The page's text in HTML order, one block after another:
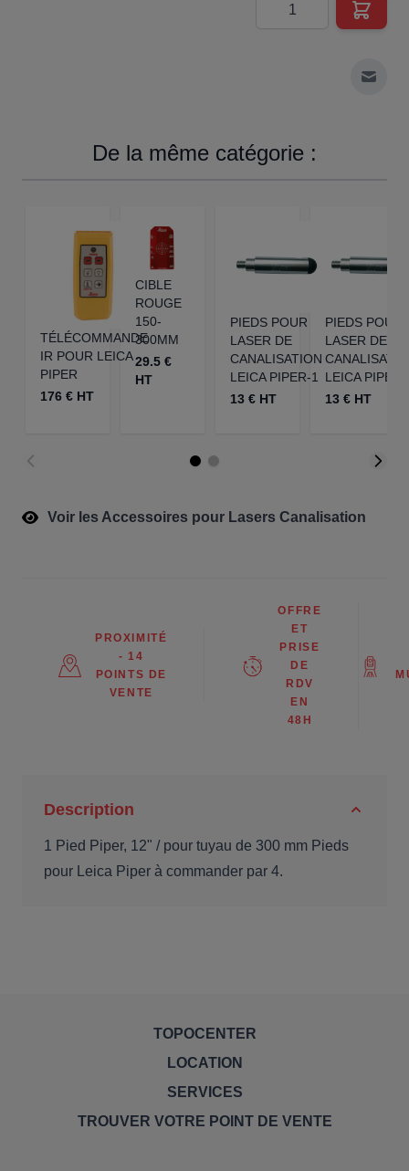
De la même catégorie :
TÉLÉCOMMANDE
IR POUR LEICA
PIPER
176 € HT
CIBLE
ROUGE
150-
300MM
29.5 €
HT
PIEDS POUR
LASER DE
CANALISATION
LEICA PIPER-1
13 € HT
PIEDS POUR
LASER DE
LEICA PIPER-
13 € HT
Voir les Accessoires pour Lasers Canalisation
PROXIMITÉ
- 14
POINTS DE
VENTE
OFFRE
ET
PRISE
DE
RDV
EN
48H
Description
1 Pied Piper, 12" / pour tuyau de 300 mm Pieds
pour Leica Piper à commander par 4.
TOPOCENTER
LOCATION
SERVICES
TROUVER VOTRE POINT DE VENTE